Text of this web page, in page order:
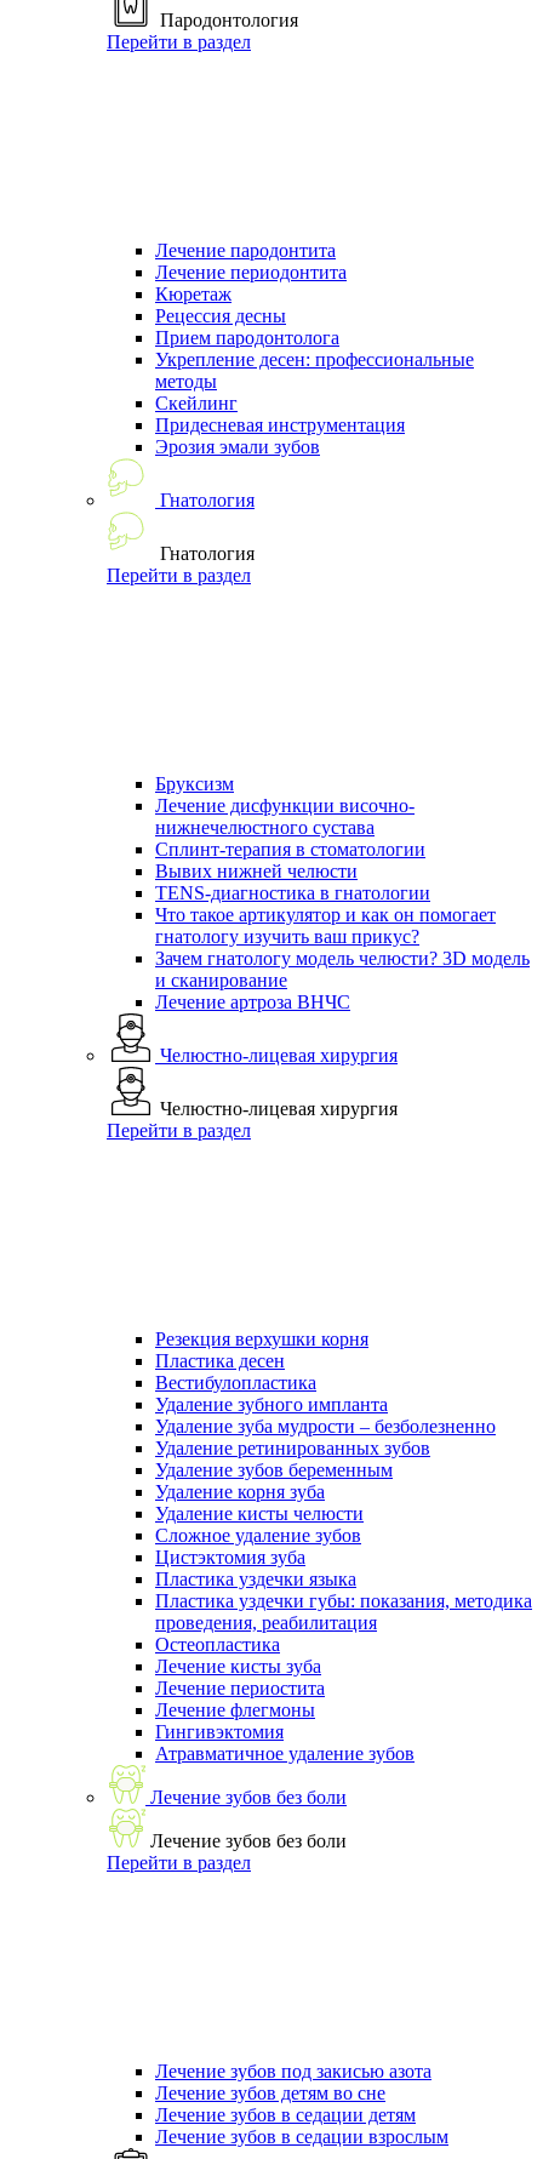
Пародонтология
Перейти в раздел
Лечение пародонтита
Лечение периодонтита
Кюретаж
Рецессия десны
Прием пародонтолога
Укрепление десен: профессиональные
методы
Скейлинг
Придесневая инструментация
Эрозия эмали зубов
Гнатология
Гнатология
Перейти в раздел
Бруксизм
Лечение дисфункции височно-
нижнечелюстного сустава
Сплинт-терапия в стоматологии
Вывих нижней челюсти
TENS-диагностика в гнатологии
Что такое артикулятор и как он помогает
гнатологу изучить ваш прикус?
Зачем гнатологу модель челюсти? 3D модель
и сканирование
Лечение артроза ВНЧС
Челюстно-лицевая хирургия
Челюстно-лицевая хирургия
Перейти в раздел
Резекция верхушки корня
Пластика десен
Вестибулопластика
Удаление зубного импланта
Удаление зуба мудрости – безболезненно
Удаление ретинированных зубов
Удаление зубов беременным
Удаление корня зуба
Удаление кисты челюсти
Сложное удаление зубов
Цистэктомия зуба
Пластика уздечки языка
Пластика уздечки губы: показания, методика
проведения, реабилитация
Остеопластика
Лечение кисты зуба
Лечение периостита
Лечение флегмоны
Гингивэктомия
Атравматичное удаление зубов
Лечение зубов без боли
Лечение зубов без боли
Перейти в раздел
Лечение зубов под закисью азота
Лечение зубов детям во сне
Лечение зубов в седации детям
Лечение зубов в седации взрослым